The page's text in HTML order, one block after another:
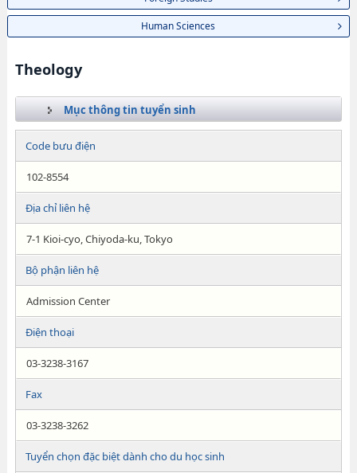
Human Sciences
Theology
Mục thông tin tuyển sinh
Code bưu điện
102-8554
Địa chỉ liên hệ
7-1 Kioi-cyo, Chiyoda-ku, Tokyo
Bộ phận liên hệ
Admission Center
Điện thoại
03-3238-3167
Fax
03-3238-3262
Tuyển chọn đặc biệt dành cho du học sinh